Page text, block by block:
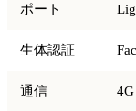
ポート
生体認証
通信